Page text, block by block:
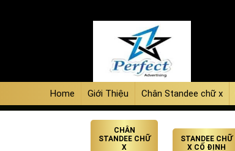
Home Giới Thiệu Chân Standee chữ x
CHÂN
STANDEE CHỮ
X
STANDEE CHỮ
X CỐ ĐỊNH